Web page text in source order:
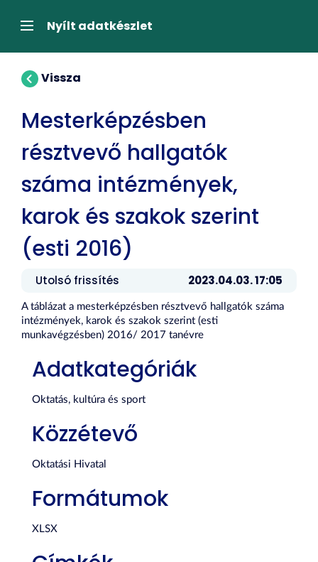
átugrásaNavigációNyílt adatkészlet
Vissza
Mesterképzésben
résztvevő hallgatók
száma intézmények,
karok és szakok szerint
(esti 2016)
Utolsó frissítés 2023.04.03. 17:05
A táblázat a mesterképzésben résztvevő hallgatók száma
intézmények, karok és szakok szerint (esti
munkavégzésben) 2016/ 2017 tanévre
Adatkategóriák
Oktatás, kultúra és sport
Közzétevő
Oktatási Hivatal
Formátumok
XLSX